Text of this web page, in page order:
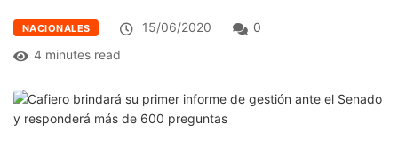
NACIONALES 15/06/2020
0
4 minutes read